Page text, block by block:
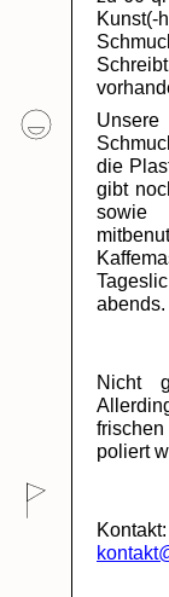
die
gibt
sowie
abends.
Nicht
poliert